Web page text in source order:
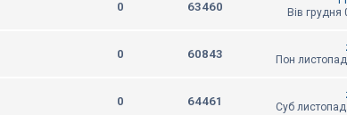
0 63460
Вів
0 60843
Пон
0 64461
Суб